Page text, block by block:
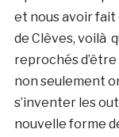
et nous avoir fait
de Clèves, voilà
reprochés
non seulement
s’inventer les
nouvelle forme